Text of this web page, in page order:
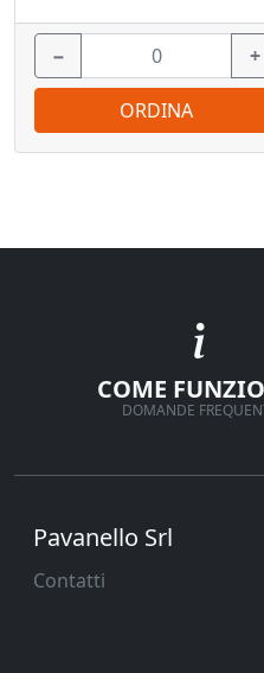
− +
ORDINA
COME
DOMANDE
Pavanello Srl
Contatti